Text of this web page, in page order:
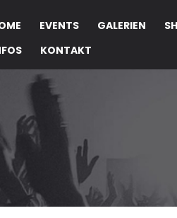
EVENTS GALERIEN
KONTAKT